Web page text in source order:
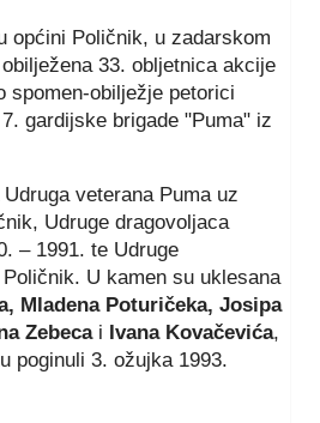
općini Poličnik, u zadarskom
33. obljetnica akcije
spomen-obilježje petorici
gardijske brigade "Puma" iz
veterana Puma uz
Udruge dragovoljaca
– 1991. te Udruge
U kamen su uklesana
Mladena Poturičeka, Josipa
Zebecai Ivana Kovačevića,
poginuli 3. ožujka 1993.